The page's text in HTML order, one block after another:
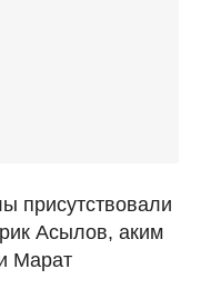
присутствовали
Асылов, аким
Марат